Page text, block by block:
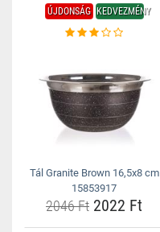
ÚJDONSÁG KEDVEZMÉNY
Tál Granite Brown 16,5x8 cm
15853917
2046 Ft 2022 Ft